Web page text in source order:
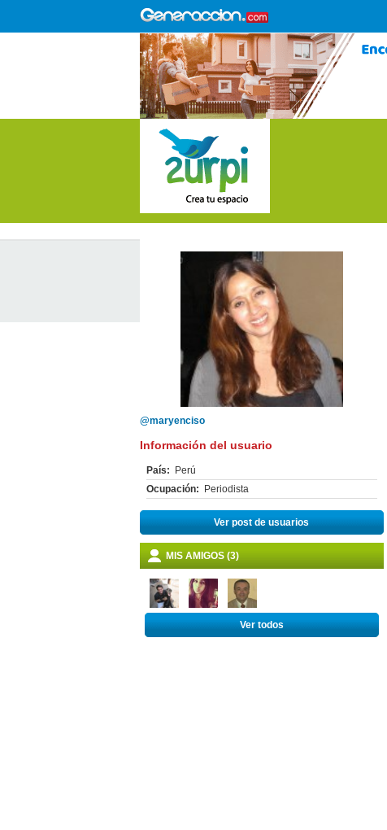
@maryenciso
Información del usuario
País: Perú
Ocupación: Periodista
Ver post de usuarios
MIS AMIGOS (3)
Ver todos